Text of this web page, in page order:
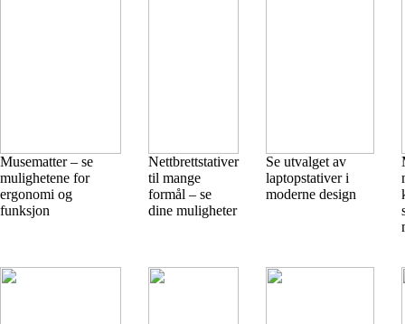
Musematter – se
mulighetene for
ergonomi og
funksjon
Nettbrettstativer
til mange
formål – se
dine muligheter
Se utvalget av
laptopstativer i
moderne design